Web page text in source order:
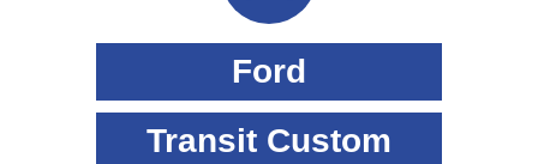
Ford
Transit Custom